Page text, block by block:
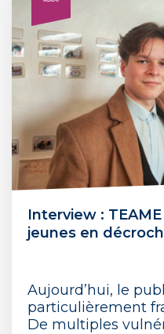
Interview :
jeunes en
Aujourd’hui, le
particulièrement
De multiples